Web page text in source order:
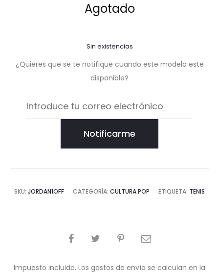
Agotado
Sin existencias
¿Quieres que se te notifique cuando este modelo este
disponible?
Notificarme
SKU: JORDAN1OFF CATEGORÍA: CULTURA POP ETIQUETA: TENIS
COMPARTIR
Impuesto incluido. Los gastos de envío se calculan en la